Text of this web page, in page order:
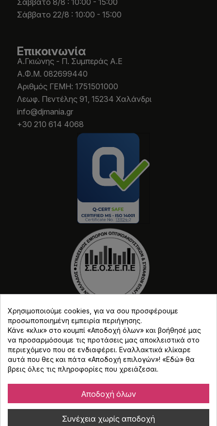
Σάββατο 22/8 : 10:00 - 15:00
Επικοινωνία
Α.Γκιώνης - Π. Συμπεράς Α.Ε
Α.Φ.Μ. 082699440
Aριθμός ΓΕΜΗ: 1751501000
Λεωφ. Πεντέλης 91, 15234 Χαλάνδρι
info@djmania.gr
+30 210 614 4068
Copyright © Djmania 2026 / Οι τιμές περιλαμβάνουν
Χρησιμοποιούμε cookies, για να σου προσφέρουμε
προσωποποιημένη εμπειρία περιήγησης.
Κάνε «κλικ» στο κουμπί «Αποδοχή όλων» και βοήθησέ μας
να προσαρμόσουμε τις προτάσεις μας αποκλειστικά στο
περιεχόμενο που σε ενδιαφέρει. Εναλλακτικά κλίκαρε
αυτά που θες και πάτα «Αποδοχή επιλογών»! «Εδώ» θα
βρεις όλες τις πληροφορίες που χρειάζεσαι.
Αποδοχή όλων
Συνέχεια χωρίς αποδοχή